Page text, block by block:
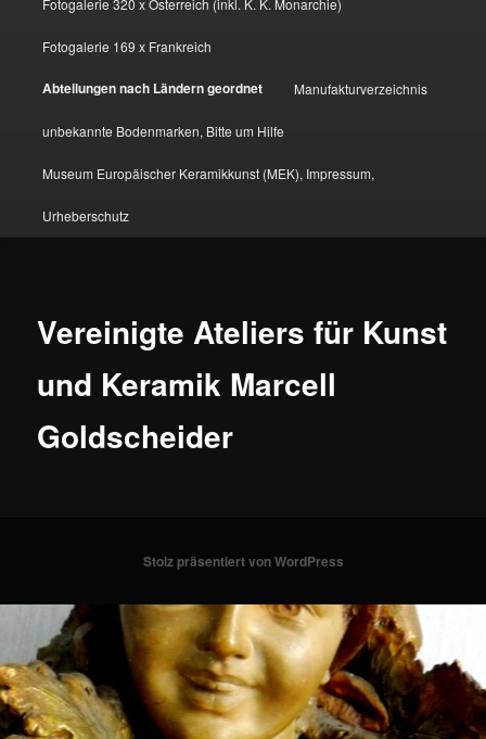
Fotogalerie 169 x Frankreich
Abteilungen nach Ländern geordnet Manufakturverzeichnis
unbekannte Bodenmarken, Bitte um Hilfe
Museum Europäischer Keramikkunst (MEK), Impressum,
Urheberschutz
Vereinigte Ateliers für Kunst
und Keramik Marcell
Goldscheider
Stolz präsentiert von WordPress